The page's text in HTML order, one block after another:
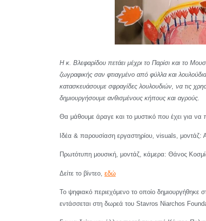
Η κ. Βλεφαρίδου πετάει μέχρι το Παρίσι και το
ζωγραφικής σαν φτιαγμένο από φύλλα και
κατασκευάσουμε σφραγίδες λουλουδιών, να τις
δημιουργήσουμε ανθισμένους κήπους και αγρούς.
Θα μάθουμε άραγε και το μυστικό που έχει για να
Ιδέα & παρουσίαση εργαστηρίου, visuals, μοντάζ:
Πρωτότυπη μουσική, μοντάζ, κάμερα: Θάνος
Δείτε το βίντεο, εδώ
Το ψηφιακό περιεχόμενο το οποίο
εντάσσεται στη δωρεά του Stavros Niarchos